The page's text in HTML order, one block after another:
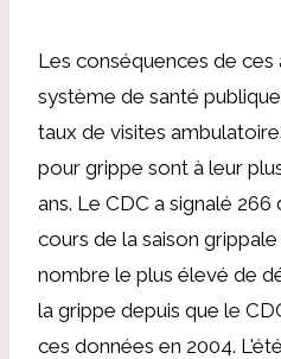
Les conséquences de
système de santé
taux de visites
pour grippe sont à leur
ans. Le CDC a signalé
cours de la saison
nombre le plus élevé de
la grippe depuis que le
ces données en 2004.